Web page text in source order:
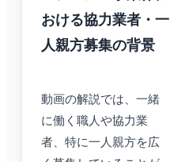
おける協力業者・一
人親方募集の背景
動画の解説では、一緒
に働く職人や協力業
者、特に一人親方を広